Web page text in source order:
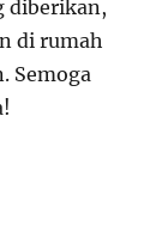
diberikan,
di rumah
Semoga